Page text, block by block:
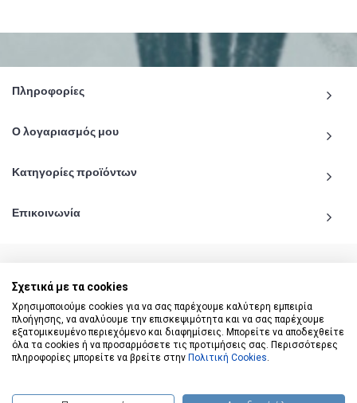
Πληροφορίες
Ο λογαριασμός μου
Κατηγορίες προϊόντων
Επικοινωνία
© 2020 - 2026 katiginetai.gr All Rights Reserved.
Σχετικά με τα cookies
Χρησιμοποιούμε cookies για να σας παρέχουμε καλύτερη εμπειρία
πλοήγησης, να αναλύουμε την επισκεψιμότητα και να σας παρέχουμε
εξατομικευμένο περιεχόμενο και διαφημίσεις. Μπορείτε να αποδεχθείτε
όλα τα cookies ή να προσαρμόσετε τις προτιμήσεις σας. Περισσότερες
πληροφορίες μπορείτε να βρείτε στην Πολιτική Cookies.